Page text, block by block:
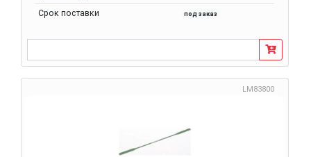
Срок поставки
под заказ
LM83800